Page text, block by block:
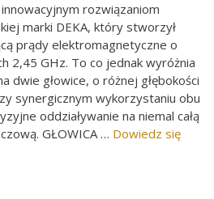
rozwiązaniom
marki DEKA, który stworzył
prądy elektromagnetyczne o
2,45 GHz. To co jednak wyróżnia
dwie głowice, o różnej głębokości
synergicznym wykorzystaniu obu
oddziaływanie na niemal całą
GŁOWICA … Dowiedz się